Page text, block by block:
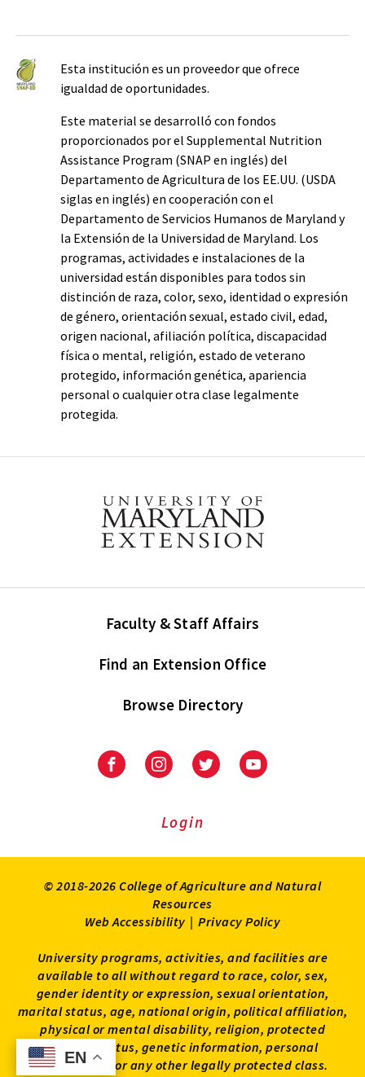
EN
EN
Esta institución es un proveedor que ofrece
igualdad de oportunidades.
Este material se desarrolló con fondos
proporcionados por el Supplemental Nutrition
Assistance Program (SNAP en inglés) del
Departamento de Agricultura de los EE.UU. (USDA
siglas en inglés) en cooperación con el
Departamento de Servicios Humanos de Maryland y
la Extensión de la Universidad de Maryland. Los
programas, actividades e instalaciones de la
universidad están disponibles para todos sin
distinción de raza, color, sexo, identidad o expresión
de género, orientación sexual, estado civil, edad,
origen nacional, afiliación política, discapacidad
física o mental, religión, estado de veterano
protegido, información genética, apariencia
personal o cualquier otra clase legalmente
protegida.
Faculty & Staff Affairs
Find an Extension Office
Browse Directory
University
Extension
University
Extension
on
UniversityUniversity
Login
© 2018-2026 College of Agriculture and Natural
Resources
Web Accessibility | Privacy Policy
University programs, activities, and facilities are
available to all without regard to race, color, sex,
gender identity or expression, sexual orientation,
marital status, age, national origin, political affiliation,
physical or mental disability, religion, protected
veteran status, genetic information, personal
appearance, or any other legally protected class.